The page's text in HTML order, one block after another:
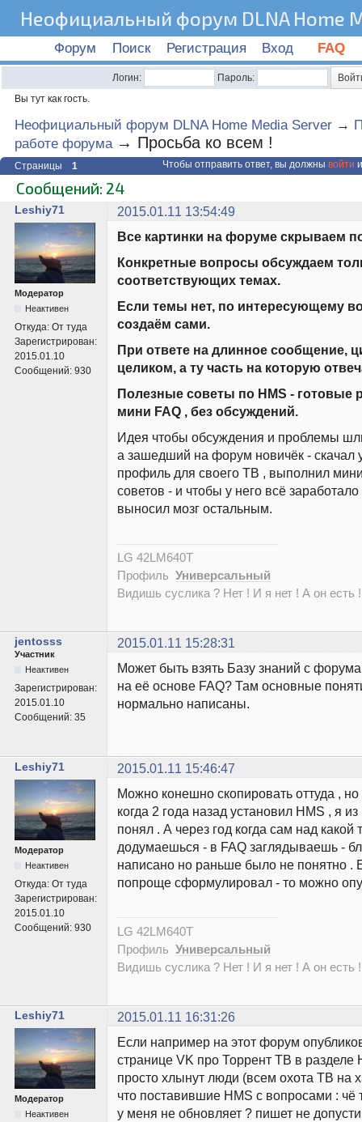
Неофициальный форум DLNA Home
Форум Поиск Регистрация Вход FAQ
Логин:
Пароль:
Вы тут как гость.
Неофициальный форум DLNA Home Media Server →
работе форума → Просьба ко всем !
Страницы 1 Чтобы отправить ответ, вы должны войти
Сообщений: 24
Leshiy71 2015.01.11 13:54:49
Модератор
Неактивен
Откуда: От туда
Зарегистрирован:
2015.01.10
Сообщений: 930
Все картинки на форуме скрываем
Конкретные вопросы обсуждаем
соответствующих темах.
Если темы нет, по интересующему
создаём сами.
При ответе на длинное сообщение,
целиком, а ту часть на которую
Полезные советы по HMS - готовые
мини FAQ , без обсуждений.
Идея чтобы обсуждения и проблемы
а зашедший на форум новичёк - скачал
профиль для своего ТВ , выполнил
советов - и чтобы у него всё
выносил мозг остальным.
LG 42LM640T
Профиль Универсальный
Видишь суслика ? Нет ! И я нет ! А он есть
jentosss 2015.01.11 15:28:31
Участник
Неактивен
Зарегистрирован:
2015.01.10
Сообщений: 35
Может быть взять Базу знаний с
на её основе FAQ? Там основные
нормально написаны.
Leshiy71 2015.01.11 15:46:47
Модератор
Неактивен
Откуда: От туда
Зарегистрирован:
2015.01.10
Сообщений: 930
Можно конешно скопировать оттуда , но
когда 2 года назад установил HMS , я
понял . А через год когда сам над какой
додумаешься - в FAQ заглядываешь -
написано но раньше было не понятно .
попроще сформулировал - то можно
LG 42LM640T
Профиль Универсальный
Видишь суслика ? Нет ! И я нет ! А он есть
Leshiy71 2015.01.11 16:31:26
Модератор
Неактивен
Если например на этот форум
странице VK про Торрент ТВ в разделе
просто хлынут люди (всем охота ТВ на
что поставившие HMS c вопросами : чё
у меня не обновляет ? пишет не